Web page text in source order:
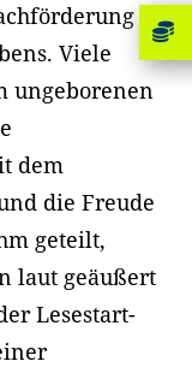
Viele
ungeborenen
dem
die Freude
geteilt,
laut geäußert
Lesestart-